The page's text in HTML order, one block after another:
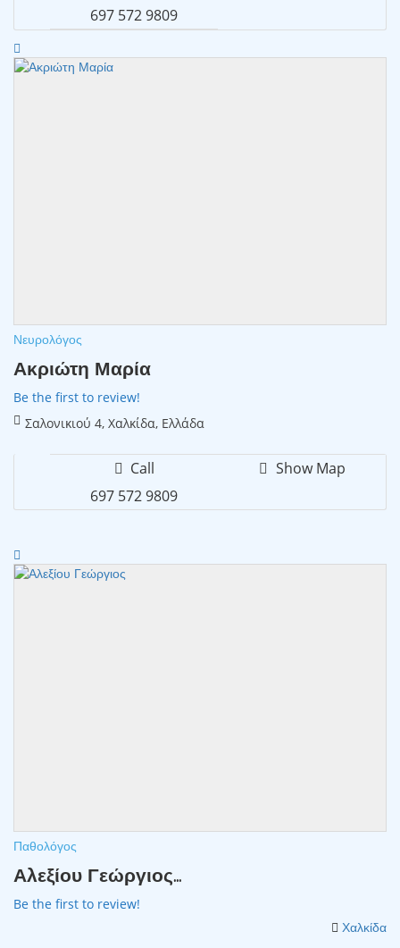
697 572 9809
Νευρολόγος
Ακριώτη Μαρία
Be the first to review!
Σαλονικιού 4, Χαλκίδα, Ελλάδα
Call
697 572 9809
Show Map
Παθολόγος
Αλεξίου Γεώργιος...
Be the first to review!
Χαλκίδα